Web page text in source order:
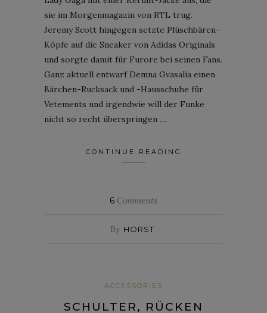
sie im Morgenmagazin von RTL trug.
Jeremy Scott hingegen setzte Plüschbären-
Köpfe auf die Sneaker von Adidas Originals
und sorgte damit für Furore bei seinen Fans.
Ganz aktuell entwarf Demna Gvasalia einen
Bärchen-Rucksack und -Hausschuhe für
Vetements und irgendwie will der Funke
nicht so recht überspringen …
CONTINUE READING
6 Comments
By HORST
ACCESSORIES
SCHULTER, RÜCKEN